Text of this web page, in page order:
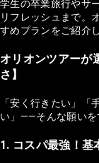
学生の卒業旅行やサ
リフレッシュまで。
すめプランをご紹介
オリオンツアーが
さ】
「安く行きたい」「
い」——そんな願いを
1. コスパ最強！基